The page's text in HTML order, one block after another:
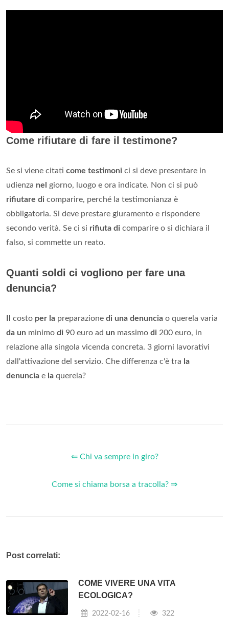
Come rifiutare di fare il testimone?
Se si viene citati come testimoni ci si deve presentare in
udienza nel
giorno, luogo e ora indicate. Non ci si può
rifiutare di comparire, perché la testimonianza è
obbligatoria. Si deve prestare giuramento e rispondere
secondo verità. Se ci si rifiuta di comparire o si dichiara il
falso, si commette un reato.
Quanti soldi ci vogliono per fare una
denuncia?
costo per la preparazione di una denuncia o querela varia
da un minimo di 90 euro ad un massimo di 200 euro, in
relazione alla singola vicenda concreta. 3 giorni lavorativi
dall'attivazione del servizio. Che differenza c'è tra la
denuncia e la querela?
⇐ Chi va sempre in giro?
Come si chiama borsa a tracolla? ⇒
Post correlati:
COME VIVERE UNA VITA
ECOLOGICA?
2022-02-16 322